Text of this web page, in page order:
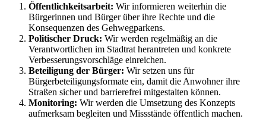
Öffentlichkeitsarbeit: Wir informieren weiterhin die
Bürgerinnen und Bürger über ihre Rechte und die
Konsequenzen des Gehwegparkens.
Politischer Druck: Wir werden regelmäßig an die
Verantwortlichen im Stadtrat herantreten und konkrete
Verbesserungsvorschläge einreichen.
Beteiligung der Bürger: Wir setzen uns für
Bürgerbeteiligungsformate ein, damit die Anwohner ihre
Straßen sicher und barrierefrei mitgestalten können.
Monitoring: Wir werden die Umsetzung des Konzepts
aufmerksam begleiten und Missstände öffentlich machen.